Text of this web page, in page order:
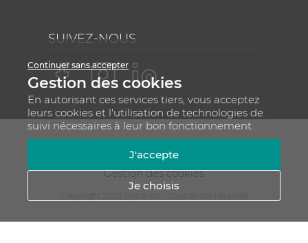
SUIVEZ-NOUS
RGPD - Gestion de vos données personnelles
Gestion des cookies
Continuer sans accepter
Gestion des cookies
En autorisant ces services tiers, vous acceptez
leurs cookies et l'utilisation de technologies de
suivi nécessaires à leur bon fonctionnement.
Je choisis
J'accepte